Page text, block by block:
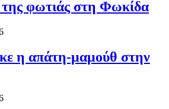
φωτιάς στη Φωκίδα
η απάτη-μαμούθ στην